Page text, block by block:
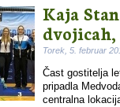
Kaja
Torek, 5. februar
Čast gostitelja
pripadla
centralna